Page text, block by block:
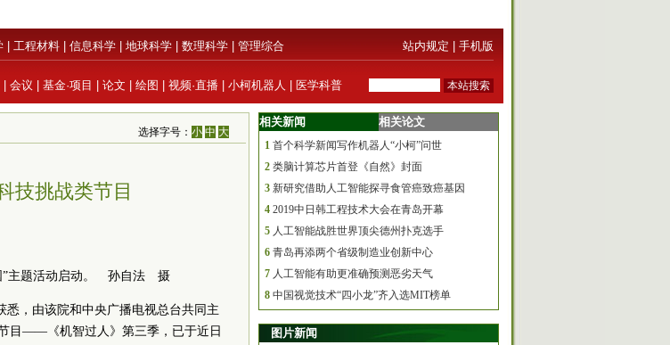
工程材料 信息科学 地球科学 数理科学 管理综合 站内规定 手机版
会议 基金·项目 论文 绘图 视频·直播 小柯机器人 医学科普
选择字号：小 中 大
技挑战类节目
”主题活动启动。 孙自法 摄
悉，由该院和中央广播电视总台共同主
目——《机智过人》第三季，已于近日
相关新闻 相关论文
1 首个科学新闻写作机器人“小柯”问世
2 类脑计算芯片首登《自然》封面
3 新研究借助人工智能探寻食管癌致癌基因
4 2019中日韩工程技术大会在青岛开幕
5 人工智能战胜世界顶尖德州扑克选手
6 青岛再添两个省级制造业创新中心
7 人工智能有助更准确预测恶劣天气
8 中国视觉技术“四小龙”齐入选MIT榜单
图片新闻